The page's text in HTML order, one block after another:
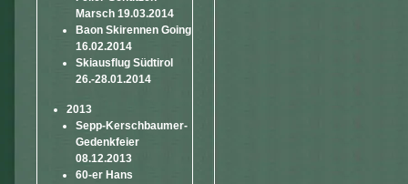
Marsch 19.03.2014
Baon Skirennen Going
16.02.2014
Skiausflug Südtirol
26.-28.01.2014
2013
Sepp-Kerschbaumer-
Gedenkfeier
08.12.2013
60-er Hans